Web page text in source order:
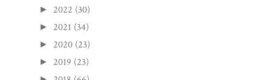
► 2022 (30)
► 2021 (34)
► 2020 (23)
► 2019 (23)